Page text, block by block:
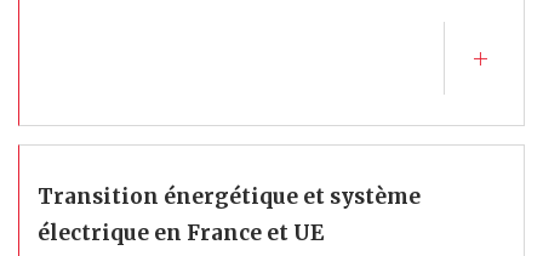
Transition énergétique et système
électrique en France et UE